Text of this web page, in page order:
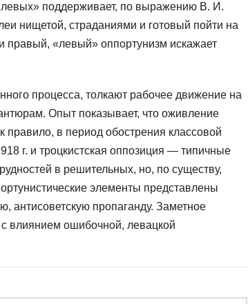
поддерживает, по выражению В. И.
нищетой, страданиями и готовый пойти на
правый, «левый» оппортунизм искажает
процесса, толкают рабочее движение на
Опыт показывает, что оживление
правило, в период обострения классовой
г. и троцкистская оппозиция — типичные
в решительных, но, по существу,
элементы представлены
антисоветскую пропаганду. Заметное
влиянием ошибочной, левацкой